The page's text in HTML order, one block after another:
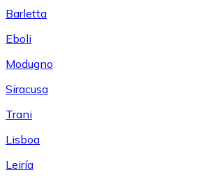
Barletta
Eboli
Modugno
Siracusa
Trani
Lisboa
Leiría